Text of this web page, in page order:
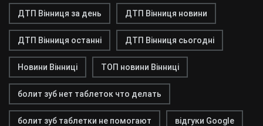
ДТП Вінниця за день ДТП Вінниця новини
ДТП Вінниця останні ДТП Вінниця сьогодні
Новини Вінниці ТОП новини Вінниці
болит зуб нет таблеток что делать
болит зуб таблетки не помогают відгуки Google